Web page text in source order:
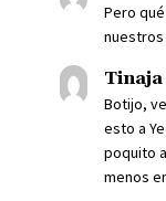
Pero
nuestros
Tinaja
Botijo,
esto a
poquito
menos